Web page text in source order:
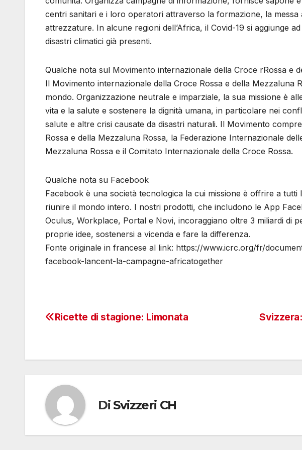
centri sanitari e i loro operatori attraverso la formazione, la
attrezzature. In alcune regioni dell’Africa, il Covid-19 si aggiunge
disastri climatici già presenti.
Qualche nota sul Movimento internazionale della Croce rRossa e
Il Movimento internazionale della Croce Rossa e della Mezzaluna
mondo. Organizzazione neutrale e imparziale, la sua missione è
vita e la salute e sostenere la dignità umana, in particolare nei
salute e altre crisi causate da disastri naturali. Il Movimento
Rossa e della Mezzaluna Rossa, la Federazione Internazionale
Mezzaluna Rossa e il Comitato Internazionale della Croce Rossa.
Qualche nota su Facebook
Facebook è una società tecnologica la cui missione è offrire a tutti
riunire il mondo intero. I nostri prodotti, che includono le App
Oculus, Workplace, Portal e Novi, incoraggiano oltre 3 miliardi di
proprie idee, sostenersi a vicenda e fare la differenza.
Fonte originale in francese al link: https://www.icrc.org/fr/
facebook-lancent-la-campagne-africatogether
Navigazione
Ricette di stagione: Limonata
Di Svizzeri CH